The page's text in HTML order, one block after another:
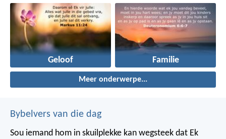
Geloof Familie
Meer onderwerpe...
Bybelvers van die dag
Sou iemand hom in skuilplekke kan wegsteek dat Ek